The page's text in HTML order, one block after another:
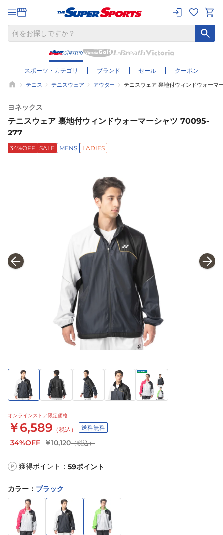
スポーツ・カテゴリ ブランド セール クーポン
テニス テニスウェア アウター テニスウェア 裏地付ウィンドウォーマ
ヨネックス
テニスウェア 裏地付ウィンドウォーマーシャツ 70095-
277
34%OFF SALE MENS LADIES
オンラインストア限定価格
￥6,589 （税込） 送料無料
34%OFF ￥10,120（税込）
P 獲得ポイント： 59ポイント
カラー ： ブラック